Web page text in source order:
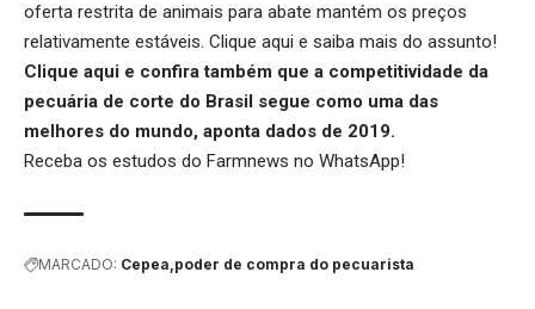
oferta restrita de animais para abate mantém os preços
relativamente estáveis. Clique aqui e saiba mais do assunto!
Clique aqui e confira também que a competitividade da
pecuária de corte do Brasil segue como uma das
melhores do mundo, aponta dados de 2019.
Receba os estudos do Farmnews no WhatsApp!
MARCADO: Cepea poder de compra do pecuarista